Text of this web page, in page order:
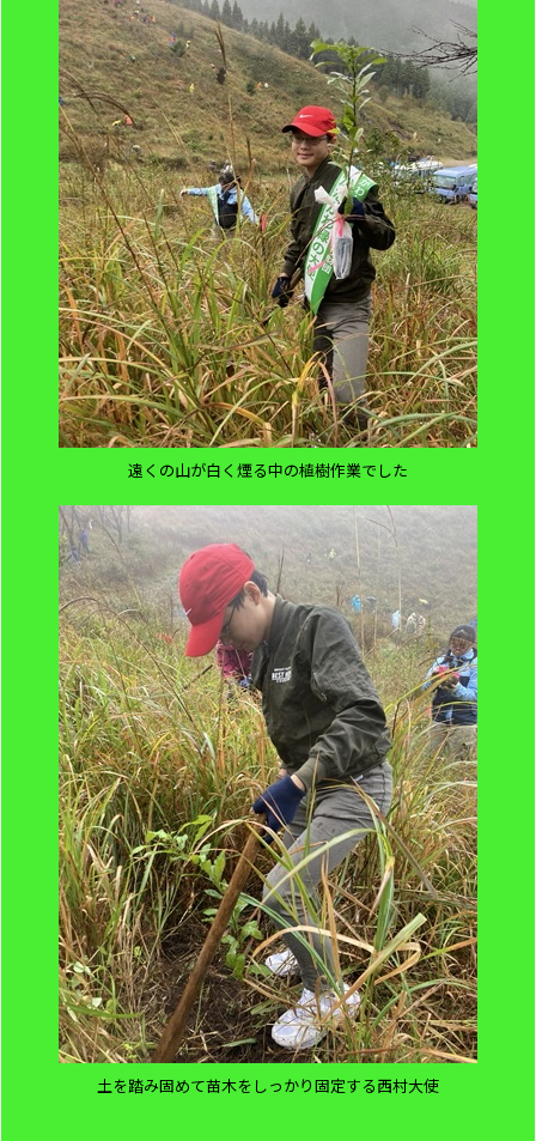
遠くの山が白く煙る中の植樹作業でした
土を踏み固めて苗木をしっかり固定する西村大使